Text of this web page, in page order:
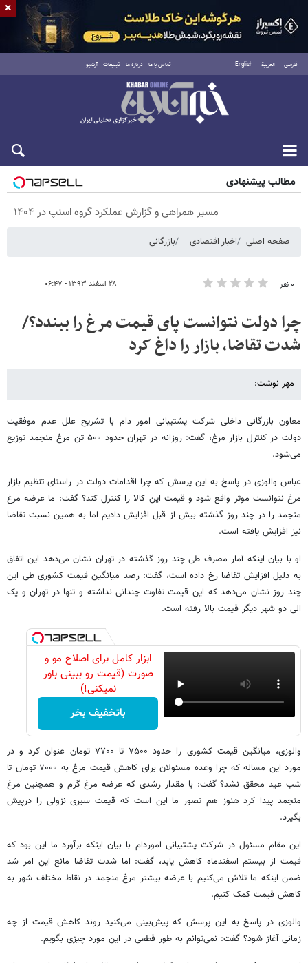
فارسی العربية English تماس با ما درباره ما تبلیغات آرشیو
شنبه ۱۷ مرداد ۱۴۰۵
مطالب پیشنهادی
مسیر همراهی و گزارش عملکرد گروه اسنپ در ۱۴۰۴
صفحه اصلی اخبار اقتصادی بازرگانی
۰ نفر ۲۸ اسفند ۱۳۹۳ - ۰۶:۴۷
چرا دولت نتوانست پای قیمت مرغ را ببندد؟/
شدت تقاضا، بازار را داغ کرد
مهر نوشت:
معاون بازرگانی داخلی شرکت پشتیبانی امور دام با تشریح علل عدم موفقیت
دولت در کنترل بازار مرغ، گفت: روزانه در تهران حدود ۵۰۰ تن مرغ منجمد توزیع
می‌شود.
عباس والوزی در پاسخ به این پرسش که چرا اقدامات دولت در راستای تنظیم بازار
مرغ نتوانست موثر واقع شود و قیمت این کالا را کنترل کند؟ گفت: ما عرضه مرغ
منجمد را در چند روز گذشته بیش از قبل افزایش دادیم اما به همین نسبت تقاضا
نیز افزایش یافته است.
او با بیان اینکه آمار مصرف طی چند روز گذشته در تهران نشان می‌دهد این اتفاق
به دلیل افزایش تقاضا رخ داده است، گفت: رصد میانگین قیمت کشوری طی این
چند روز نشان می‌دهد که این قیمت تفاوت چندانی نداشته و تنها در تهران و یک
الی دو شهر دیگر قیمت بالا رفته است.
ابزار کامل برای اصلاح مو و
صورت (قیمت رو ببینی باور
نمیکنی!)
باتخفیف بخر
والوزی، میانگین قیمت کشوری را حدود ۷۵۰۰ تا ۷۷۰۰ تومان عنوان کرد و در
مورد این مساله که چرا وعده مسئولان برای کاهش قیمت مرغ به ۷۰۰۰ تومان تا
شب عید محقق نشد؟ گفت: با مقدار رشدی که عرضه مرغ گرم و همچنین مرغ
منجمد پیدا کرد هنوز هم تصور ما این است که قیمت سیری نزولی را درپیش
بگیرد.
این مقام مسئول در شرکت پشتیبانی اموردام با بیان اینکه برآورد ما این بود که
قیمت از بیستم اسفندماه کاهش یابد، گفت: اما شدت تقاضا مانع این امر شد
ضمن اینکه ما تلاش می‌کنیم با عرضه بیشتر مرغ منجمد در نقاط مختلف شهر به
کاهش قیمت کمک کنیم.
والوزی در پاسخ به این پرسش که پیش‌بینی می‌کنید روند کاهش قیمت از چه
زمانی آغاز شود؟ گفت: نمی‌توانم به طور قطعی در این مورد چیزی بگویم.
×